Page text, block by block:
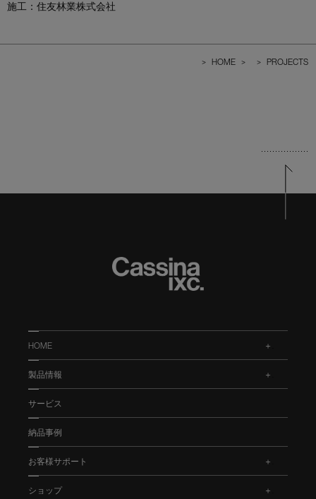
施工：住友林業株式会社
> HOME > > PROJECTS
HOME
製品情報
サービス
納品事例
お客様サポート
ショップ